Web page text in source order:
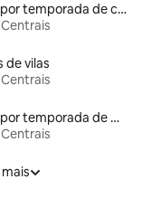
Aluguel por temporada de casas de hóspedes
de vilas
Aluguel por temporada de microcasas